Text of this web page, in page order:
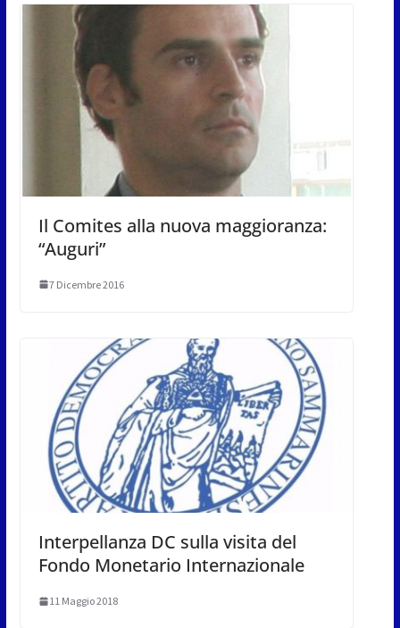
Il Comites alla nuova maggioranza:
“Auguri”
7 Dicembre 2016
Interpellanza DC sulla visita del
Fondo Monetario Internazionale
11 Maggio 2018